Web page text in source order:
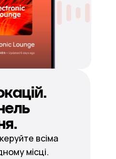
всіма
місці.